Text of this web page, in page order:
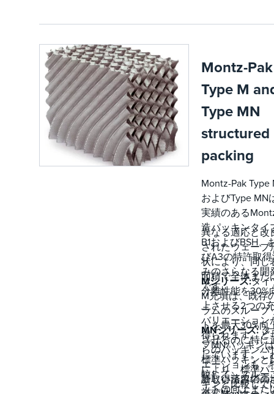
表面に液膜が連
のた
の既存のプ
ートカラム
たは積層カ
ムの改造
滞留を最小
Montz-Pak
Type M
Type MN
structured
packing
Montz-Pak Type
およびType MN
実績のある
造パッキンタイ
B1およびBSH、
びA3の特許取
みのさらなる開
です。
異なる適応と改
されたウェーブ
状により、同じ
面積で全体また
分離性能を30%
上させる2つの
バリエーション
得られます。ど
らのパッキンバ
エーションも、
許取得済みの高
Mシリーズ:タイ
M充填は、既存
ラムのスループ
トを最大30%向
させるのに特に
しています。こ
により、標準パ
キンと比較して
MNシリーズ:タ
プMNパッキン
標準パッキンと
較して、スルー
ットの向上また
新しい蒸留塔の